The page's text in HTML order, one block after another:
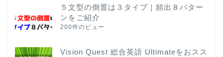
５文型の倒置は３タイプ｜頻出８パター
ンをご紹介
200件のビュー
Vision Quest 総合英語 Ultimateをおスス